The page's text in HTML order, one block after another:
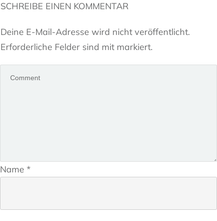
SCHREIBE EINEN KOMMENTAR
Deine E-Mail-Adresse wird nicht veröffentlicht.
Erforderliche Felder sind mit markiert.
Name *